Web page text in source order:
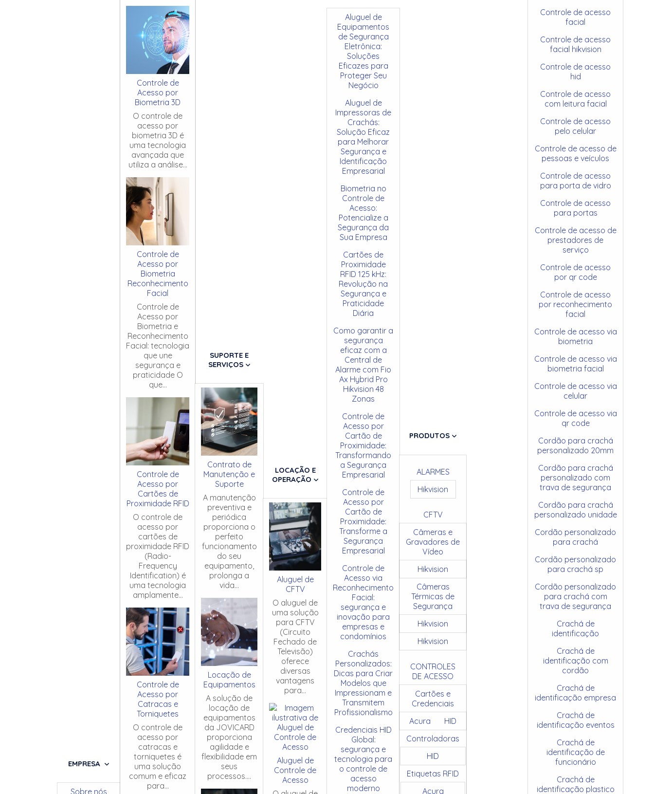
EMPRESA
Sobre nós
Controle de
Acesso por
Biometria 3D
O controle de
acesso por
biometria 3D é
uma tecnologia
avançada que
utiliza a análise...
Controle de
Acesso por
Biometria
Reconhecimento
Facial
Controle de
Acesso por
Biometria e
Reconhecimento
Facial: tecnologia
que une
segurança e
praticidade O
que...
Controle de
Acesso por
Cartões de
Proximidade RFID
O controle de
acesso por
cartões de
proximidade RFID
(Radio-
Frequency
Identification) é
uma tecnologia
amplamente...
Controle de
Acesso por
Catracas e
Torniquetes
O controle de
acesso por
catracas e
torniquetes é
uma solução
comum e eficaz
para...
SUPORTE E
SERVIÇOS
Contrato de
Manutenção e
Suporte
A manutenção
preventiva e
periódica
proporciona o
perfeito
funcionamento
do seu
equipamento,
prolonga a
vida...
Locação de
Equipamentos
A solução de
locação de
equipamentos
da JOVICARD
proporciona
agilidade e
flexibilidade em
seus
processos....
LOCAÇÃO E
OPERAÇÃO
Aluguel de
CFTV
O aluguel de
uma solução
para CFTV
(Circuito
Fechado de
Televisão)
oferece
diversas
vantagens
para...
Aluguel de
Controle de
Acesso
Aluguel de
Equipamentos
de Segurança
Eletrônica:
Soluções
Eficazes para
Proteger Seu
Negócio
Aluguel de
Impressoras de
Crachás:
Solução Eficaz
para Melhorar
Segurança e
Identificação
Empresarial
Biometria no
Controle de
Acesso:
Potencialize a
Segurança da
Sua Empresa
Cartões de
Proximidade
RFID 125 kHz:
Revolução na
Segurança e
Praticidade
Diária
Como garantir a
segurança
eficaz com a
Central de
Alarme com Fio
Ax Hybrid Pro
Hikvision 48
Zonas
Controle de
Acesso por
Cartão de
Proximidade:
Transformando
a Segurança
Empresarial
Controle de
Acesso por
Cartão de
Proximidade:
Transforme a
Segurança
Empresarial
Controle de
Acesso via
Reconhecimento
Facial:
segurança e
inovação para
empresas e
condomínios
Crachás
Personalizados:
Dicas para Criar
Modelos que
Impressionam e
Transmitem
Profissionalismo
Credenciais HID
Global:
segurança e
tecnologia para
o controle de
acesso
moderno
PRODUTOS
ALARMES
Hikvision
CFTV
Câmeras e
Gravadores de
Vídeo
Hikvision
Câmeras
Térmicas de
Segurança
Hikvision
Hikvision
CONTROLES
DE ACESSO
Cartões e
Credenciais
Acura
HID
Controladoras
HID
Etiquetas RFID
Acura
Controle de acesso
facial
Controle de acesso
facial hikvision
Controle de acesso
hid
Controle de acesso
com leitura facial
Controle de acesso
pelo celular
Controle de acesso de
pessoas e veículos
Controle de acesso
para porta de vidro
Controle de acesso
para portas
Controle de acesso de
prestadores de
serviço
Controle de acesso
por qr code
Controle de acesso
por reconhecimento
facial
Controle de acesso via
biometria
Controle de acesso via
biometria facial
Controle de acesso via
celular
Controle de acesso via
qr code
Cordão para crachá
personalizado 20mm
Cordão para crachá
personalizado com
trava de segurança
Cordão para crachá
personalizado unidade
Cordão personalizado
para crachá
Cordão personalizado
para crachá sp
Cordão personalizado
para crachá com
trava de segurança
Crachá de
identificação
Crachá de
identificação com
cordão
Crachá de
identificação empresa
Crachá de
identificação eventos
Crachá de
identificação de
funcionário
Crachá de
identificação plastico